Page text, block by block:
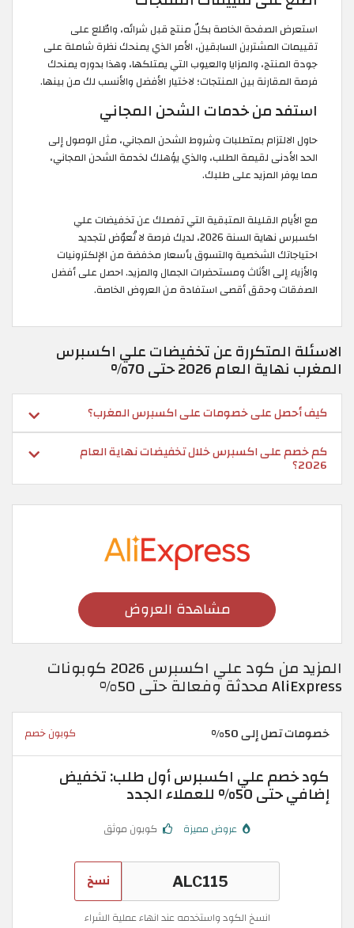
استعرض الصفحة الخاصة بكلّ منتج قبل شرائه، واطّلع على
تقييمات المشترين السابقين، الأمر الذي يمنحك نظرة شاملة على
جودة المنتج، والمزايا والعيوب التي يمتلكها، وهذا بدوره يمنحك
فرصة المقارنة بين المنتجات؛ لاختيار الأفضل والأنسب لك من بينها.
استفد من خدمات الشحن المجاني
حاول الالتزام بمتطلبات وشروط الشحن المجاني، مثل الوصول إلى
الحد الأدنى لقيمة الطلب، والذي يؤهلك لخدمة الشحن المجاني،
مما يوفر المزيد على طلبك.
مع الأيام القليلة المتبقية التي تفصلك عن تخفيضات علي
اكسبرس نهاية السنة 2026، لديك فرصة لا تُعوّض لتجديد
احتياجاتك الشخصية والتسوق بأسعار مخفضة من الإلكترونيات
والأزياء إلى الأثاث ومستحضرات الجمال والمزيد. احصل على أفضل
الصفقات وحقق أقصى استفادة من العروض الخاصة.
الاسئلة المتكررة عن تخفيضات علي اكسبرس
المغرب نهاية العام 2026 حتى 70%
كيف أحصل على خصومات على اكسبرس المغرب؟
كم خصم على اكسبرس خلال تخفيضات نهاية العام
2026؟
مشاهدة العروض
المزيد من كود علي اكسبرس 2026 كوبونات
AliExpress محدثة وفعالة حتى 50%
خصومات تصل إلى 50% كوبون خصم
كود خصم علي اكسبرس أول طلب: تخفيض
إضافي حتى 50% للعملاء الجدد
عروض مميزة كوبون موثق
نسخ
انسخ الكود واستخدمه عند انهاء عملية الشراء